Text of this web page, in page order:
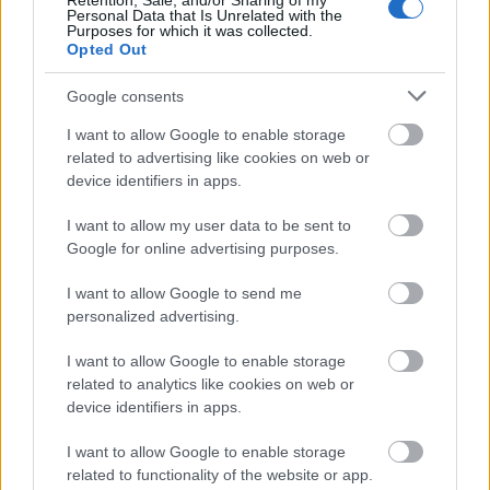
Personal Data that Is Unrelated with the
Purposes for which it was collected.
Opted Out
Google consents
I want to allow Google to enable storage
related to advertising like cookies on web or
device identifiers in apps.
I want to allow my user data to be sent to
Google for online advertising purposes.
I want to allow Google to send me
personalized advertising.
I want to allow Google to enable storage
related to analytics like cookies on web or
device identifiers in apps.
I want to allow Google to enable storage
related to functionality of the website or app.
A grafika egyértelműen az anime erősségei közé
tartozik. A harcjelenetek igazán látványosra
földhözragadtabbnak, realisztikusabbnak
mondható más japán animációkhoz képest (értsd: a
szereplőknek nincs kistányér nagyságú szemük és a
szivárvány minden színében pompázó hajuk). Bár
azt meg kell hagyni, hogy az óriások néha elég
röhejesen néznek ki, ami nem kicsit vesz vissza a
félelmetességükből. Külön kiemelném még a
soundtracket, ami sokat hozzátesz a már említett